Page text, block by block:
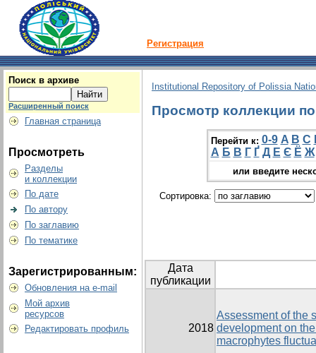
Регистрация
Поиск в архиве
Расширенный поиск
Главная страница
Просмотреть
Разделы
и коллекции
По дате
По автору
По заглавию
По тематике
Зарегистрированным:
Обновления на e-mail
Мой архив
ресурсов
Редактировать профиль
Institutional Repository of Polissia
Просмотр коллекции
Перейти к: 0-9 A B C
А Б В Г Ґ Д Е Є Ё Ж
или введите
Сортировка:
Дата
публикации
2018
Assessment of the
development on
macrophytes